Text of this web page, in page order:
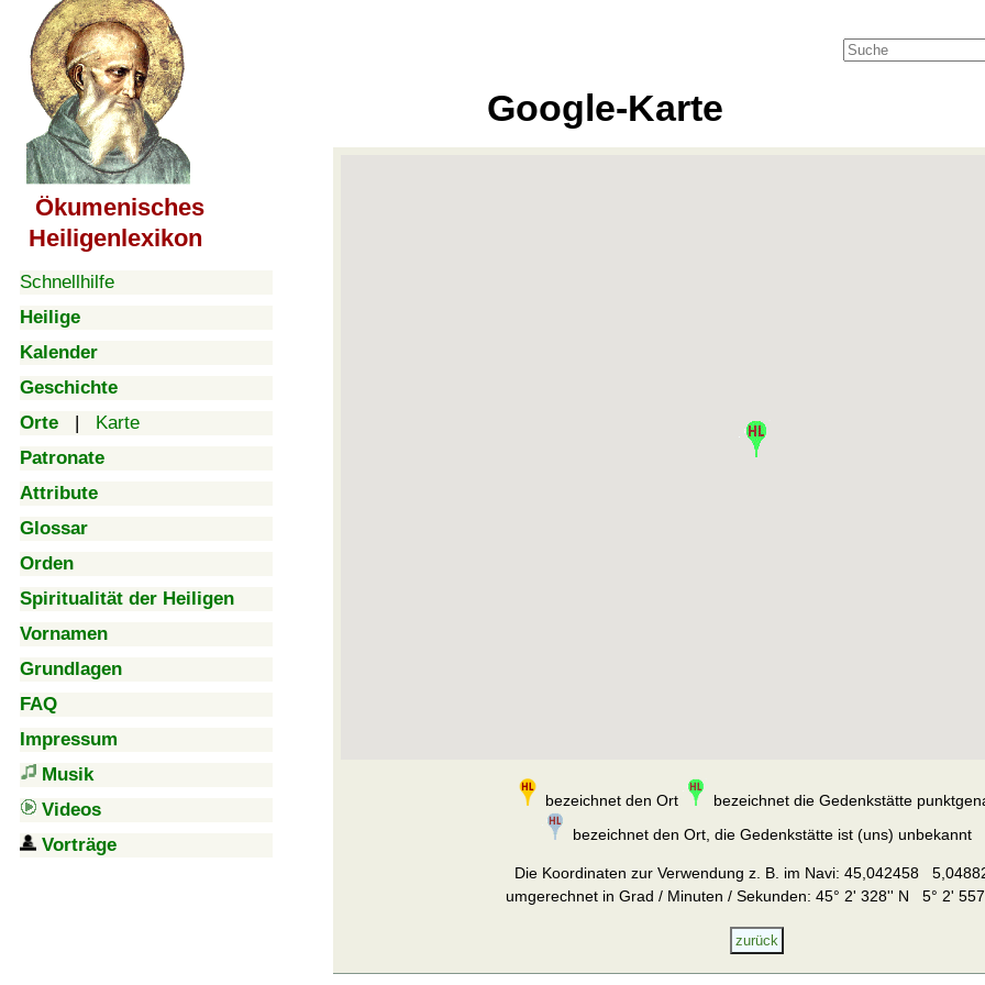
Ökumenisches
Heiligenlexikon
Schnellhilfe
Heilige
Kalender
Geschichte
Orte | Karte
Patronate
Attribute
Glossar
Orden
Spiritualität der Heiligen
Vornamen
Grundlagen
FAQ
Impressum
Musik
Videos
Vorträge
Google-Karte
bezeichnet den Ort
bezeichnet die Gedenkstätte
bezeichnet den Ort, die Gedenkstätte ist (uns) unbekannt
Die Koordinaten zur Verwendung z. B. im Navi: 45,042458
umgerechnet in Grad / Minuten / Sekunden: 45° 2' 328'' N 5° 2'